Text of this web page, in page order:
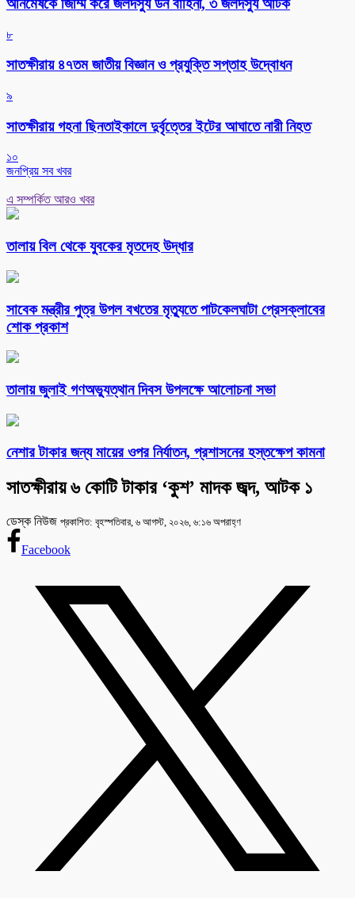
অনিমেষকে জিম্মি করে জলদস্যু ডন বাহিনী, ৩ জলদস্যু আটক
৮
সাতক্ষীরায় ৪৭তম জাতীয় বিজ্ঞান ও প্রযুক্তি সপ্তাহ উদ্বোধন
৯
সাতক্ষীরায় গহনা ছিনতাইকালে দুর্বৃত্তের ইটের আঘাতে নারী নিহত
১০
জনপ্রিয় সব খবর
এ সম্পর্কিত আরও খবর
তালায় বিল থেকে যুবকের মৃতদেহ উদ্ধার
সাবেক মন্ত্রীর পুত্র উপল বখতের মৃত্যুতে পাটকেলঘাটা প্রেসক্লাবের
শোক প্রকাশ
তালায় জুলাই গণঅভ্যুত্থান দিবস উপলক্ষে আলোচনা সভা
নেশার টাকার জন্য মায়ের ওপর নির্যাতন, প্রশাসনের হস্তক্ষেপ কামনা
সাতক্ষীরায় ৬ কোটি টাকার ‘কুশ’ মাদক জব্দ, আটক ১
ডেস্ক নিউজ প্রকাশিত: বৃহস্পতিবার, ৬ আগস্ট, ২০২৬, ৬:১৬ অপরাহ্ণ
Facebook